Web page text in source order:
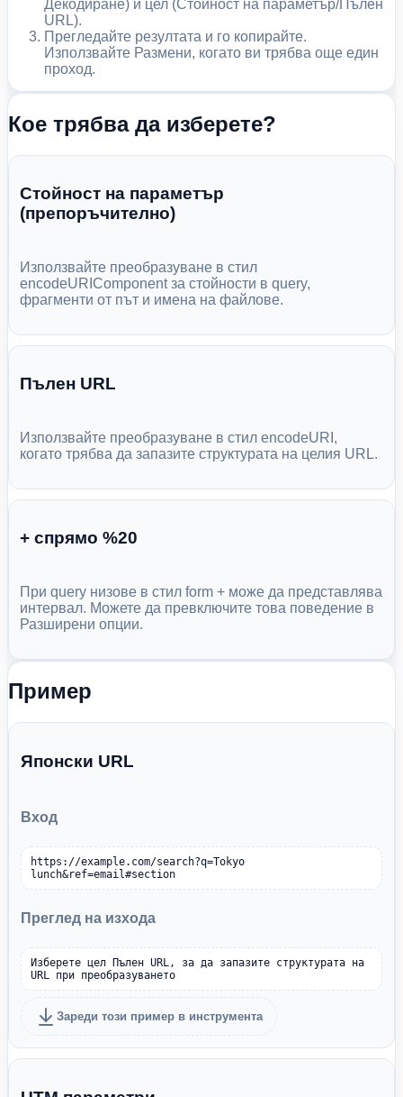
Декодиране) и цел (Стойност на параметър/Пълен
URL).
Прегледайте резултата и го копирайте.
Използвайте Размени, когато ви трябва още един
проход.
Кое трябва да изберете?
Стойност на параметър
(препоръчително)
Използвайте преобразуване в стил
encodeURIComponent за стойности в query,
фрагменти от път и имена на файлове.
Пълен URL
Използвайте преобразуване в стил encodeURI,
когато трябва да запазите структурата на целия URL.
+ спрямо %20
При query низове в стил form + може да представлява
интервал. Можете да превключите това поведение в
Разширени опции.
Пример
Японски URL
Вход
https://example.com/search?q=Tokyo
lunch&ref=email#section
Преглед на изхода
Изберете цел Пълен URL, за да запазите структурата на
URL при преобразуването
Зареди този пример в инструмента